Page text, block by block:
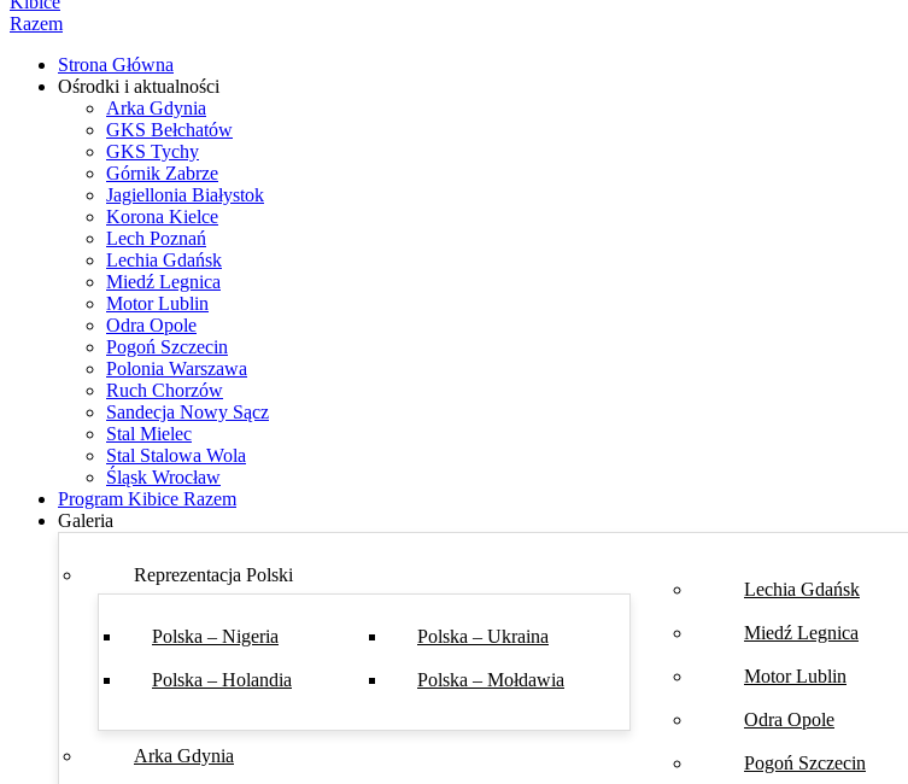
Strona Główna
Ośrodki i aktualności
Arka Gdynia
GKS Bełchatów
GKS Tychy
Górnik Zabrze
Jagiellonia Białystok
Korona Kielce
Lech Poznań
Lechia Gdańsk
Miedź Legnica
Motor Lublin
Odra Opole
Pogoń Szczecin
Polonia Warszawa
Ruch Chorzów
Sandecja Nowy Sącz
Stal Mielec
Stal Stalowa Wola
Śląsk Wrocław
Program Kibice Razem
Galeria
Reprezentacja Polski
Polska – Nigeria
Polska – Holandia
Polska – Ukraina
Polska – Mołdawia
Arka Gdynia
Lechia Gdańsk
Miedź Legnica
Motor Lublin
Odra Opole
Pogoń Szczecin